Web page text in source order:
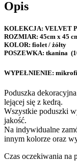
Opis
KOLEKCJA: VELVET
ROZMIAR: 45cm x 45
KOLOR: fiolet / żółty
POSZEWKA: tkanina
WYPEŁNIENIE:
Poduszka
lejącej się z kedrą.
Wszystkie poduszki
jakość.
Na indywidualne
innym kolorze oraz
Czas oczekiwania na